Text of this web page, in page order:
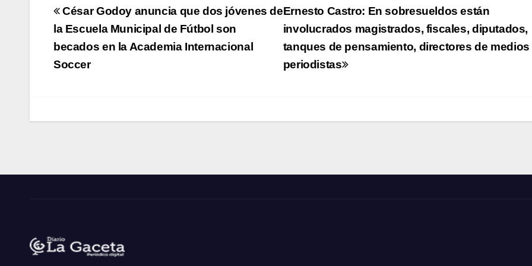
Navegación
de
entradas
Ernesto Castro: En sobresueldos están
involucrados magistrados, fiscales, diputados,
tanques de pensamiento, directores de medios
periodistas
César Godoy anuncia que dos jóvenes de
la Escuela Municipal de Fútbol son
becados en la Academia Internacional
Soccer